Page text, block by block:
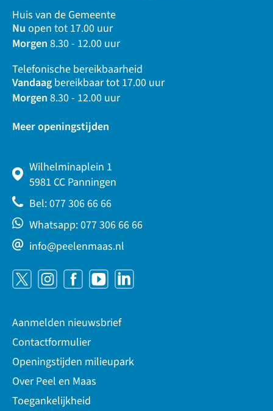
Huis van de Gemeente
Nu open tot 17.00 uur
Morgen 8.30 - 12.00 uur
Telefonische bereikbaarheid
Vandaag bereikbaar tot 17.00 uur
Morgen 8.30 - 12.00 uur
Meer openingstijden
Wilhelminaplein 1
5981 CC Panningen
Bel: 077 306 66 66
Whatsapp: 077 306 66 66
info@peelenmaas.nl
Aanmelden nieuwsbrief
Contactformulier
Openingstijden milieupark
Over Peel en Maas
Toegankelijkheid